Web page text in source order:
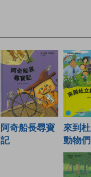
阿奇船長尋寶
記
來到
動物們